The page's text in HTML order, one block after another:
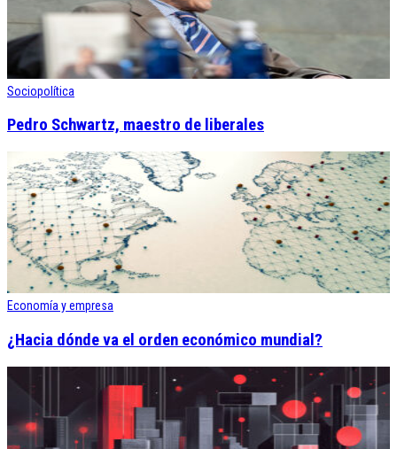
Sociopolítica
Pedro Schwartz, maestro de liberales
Economía y empresa
¿Hacia dónde va el orden económico mundial?